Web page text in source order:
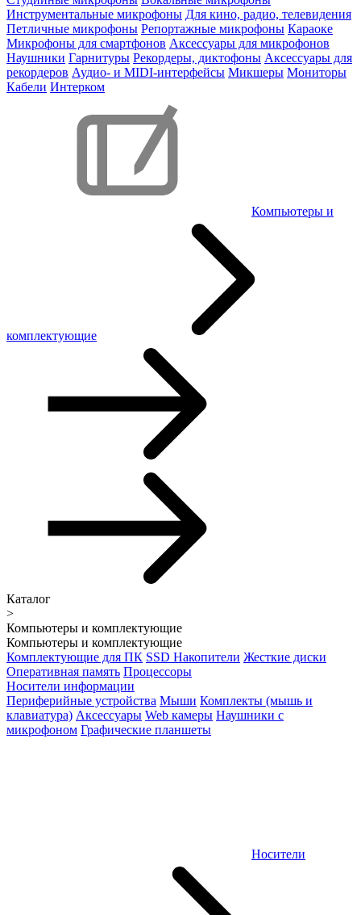
Инструментальные микрофоны Для кино, радио, телевидения
Петличные микрофоны Репортажные микрофоны Караоке
Микрофоны для смартфонов Аксессуары для микрофонов
Наушники Гарнитуры Рекордеры, диктофоны Аксессуары для
рекордеров Аудио- и MIDI-интерфейсы Микшеры Мониторы
Кабели Интерком
Компьютеры и
комплектующие
Каталог
>
Компьютеры и комплектующие
Компьютеры и комплектующие
Комплектующие для ПК SSD Накопители Жесткие диски
Оперативная память Процессоры
Носители информации
Периферийные устройства Мыши Комплекты (мышь и
клавиатура) Аксессуары Web камеры Наушники с
микрофоном Графические планшеты
Носители